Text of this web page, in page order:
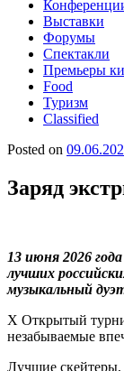
Выставки
Форумы
Спектакли
Премьеры
Food
Туризм
Сlassified
Posted on
Заряд
13 июня 2026
лучших
музыкальный
Х Открытый
незабываемые
Лучшие скейтеры,